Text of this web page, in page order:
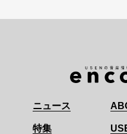
ニュース
特集